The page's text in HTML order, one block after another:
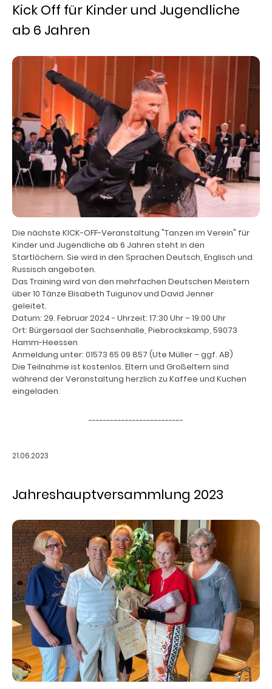
Kick Off für Kinder und Jugendliche
ab 6 Jahren
Die nächste KICK-OFF-Veranstaltung "Tanzen im Verein" für
Kinder und Jugendliche ab 6 Jahren steht in den
Startlöchern. Sie wird in den Sprachen Deutsch, Englisch und
Russisch angeboten.
Das Training wird von den mehrfachen Deutschen Meistern
über 10 Tänze Elisabeth Tuigunov und David Jenner
geleitet.
Datum: 29. Februar 2024 - Uhrzeit: 17:30 Uhr – 19:00 Uhr
Ort: Bürgersaal der Sachsenhalle, Piebrockskamp, 59073
Hamm-Heessen
Anmeldung unter: 01573 65 09 857 (Ute Müller – ggf. AB)
Die Teilnahme ist kostenlos. Eltern und Großeltern sind
während der Veranstaltung herzlich zu Kaffee und Kuchen
eingeladen.
--------------------------
21.06.2023
Jahreshauptversammlung 2023